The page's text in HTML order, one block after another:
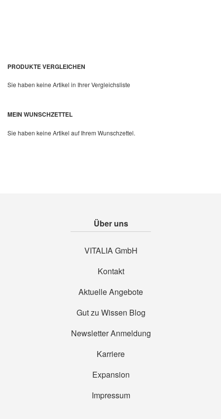
Quickview
PRODUKTE VERGLEICHEN
Sie haben keine Artikel in Ihrer Vergleichsliste
MEIN WUNSCHZETTEL
Sie haben keine Artikel auf Ihrem Wunschzettel.
Über uns
VITALIA GmbH
Kontakt
Aktuelle Angebote
Gut zu Wissen Blog
Newsletter Anmeldung
Karriere
Expansion
Impressum